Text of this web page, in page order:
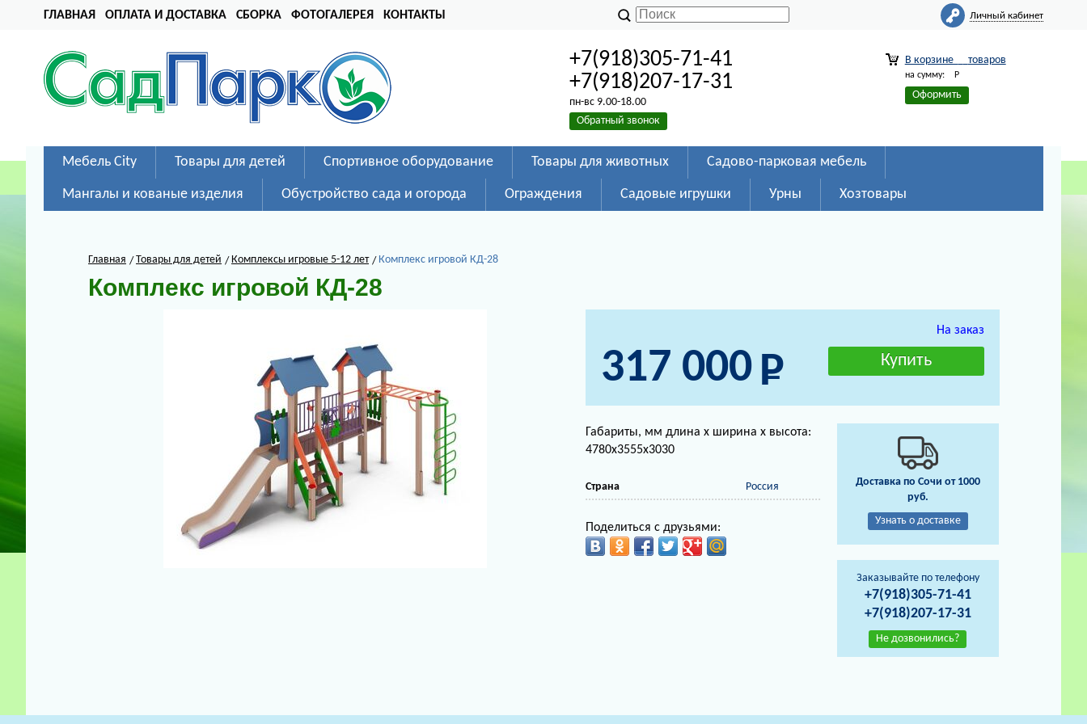
ГЛАВНАЯ ОПЛАТА И ДОСТАВКА СБОРКА ФОТОГАЛЕРЕЯ КОНТАКТЫ Личный кабинет
+7(918)305-71-41
+7(918)207-17-31
пн-вс 9.00-18.00
Обратный звонок
В корзине товаров
на сумму: Р
Оформить
Мебель City Товары для детей Спортивное оборудование Товары для животных Садово-парковая мебель
Мангалы и кованые изделия Обустройство сада и огорода Ограждения Садовые игрушки Урны Хозтовары
Главная Товары для детей Комплексы игровые 5-12 лет Комплекс игровой КД-28
Комплекс игровой КД-28
На заказ
317 000
Габариты, мм длина х ширина х высота:
4780х3555х3030
Страна Россия
Поделиться с друзьями:
Доставка по Сочи от 1000
руб.
Узнать о доставке
Заказывайте по телефону
+7(918)305-71-41
+7(918)207-17-31
Не дозвонились?